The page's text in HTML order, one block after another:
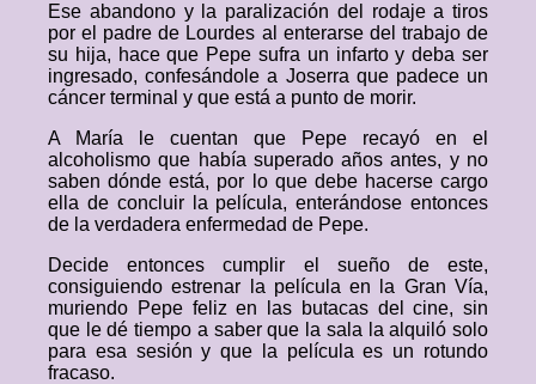
Ese abandono y la paralización del rodaje a tiros
por el padre de Lourdes al enterarse del trabajo de
su hija, hace que Pepe sufra un infarto y deba ser
ingresado, confesándole a Joserra que padece un
cáncer terminal y que está a punto de morir.
A María le cuentan que Pepe recayó en el
alcoholismo que había superado años antes, y no
saben dónde está, por lo que debe hacerse cargo
ella de concluir la película, enterándose entonces
de la verdadera enfermedad de Pepe.
Decide entonces cumplir el sueño de este,
consiguiendo estrenar la película en la Gran Vía,
muriendo Pepe feliz en las butacas del cine, sin
que le dé tiempo a saber que la sala la alquiló solo
para esa sesión y que la película es un rotundo
fracaso.